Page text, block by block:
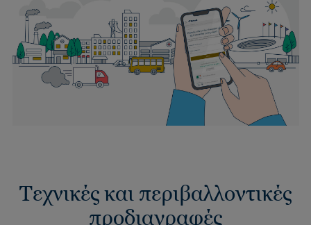
Τεχνικές και περιβαλλοντικές
προδιαγραφές